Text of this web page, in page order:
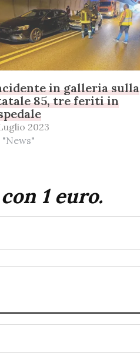
in galleria sulla
85, tre feriti in
2023
"News"
1 euro.